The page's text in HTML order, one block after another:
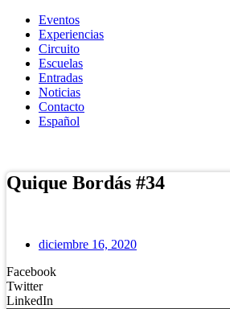
Eventos
Experiencias
Circuito
Escuelas
Entradas
Noticias
Contacto
Español
Quique Bordás #34
diciembre 16, 2020
Facebook
Twitter
LinkedIn